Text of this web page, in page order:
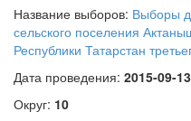
Название выборов: Выборы
сельского поселения
Республики Татарстан
Дата проведения: 2015-09-13
Округ: 10